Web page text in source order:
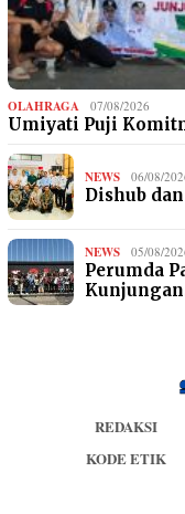
OLAHRAGA 07/08/2026
Umiyati Puji
NEWS 06/08/
Dishub
NEWS 05/08/
Perumda
REDAKSI
KODE ETIK